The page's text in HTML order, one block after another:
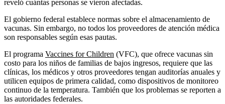
reveló cuántas personas se vieron afectadas.
El gobierno federal establece normas sobre el almacenamiento de
vacunas. Sin embargo, no todos los proveedores de atención médica
son responsables según esas pautas.
El programa Vaccines for Children (VFC), que ofrece vacunas sin
costo para los niños de familias de bajos ingresos, requiere que las
clínicas, los médicos y otros proveedores tengan auditorías anuales y
utilicen equipos de primera calidad, como dispositivos de monitoreo
continuo de la temperatura. También que los problemas se reporten a
las autoridades federales.